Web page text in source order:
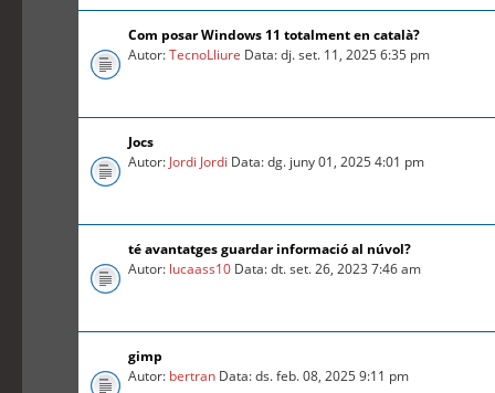
Com posar Windows 11 totalment en català?
Autor:TecnoLliure Data: dj. set. 11, 2025 6:35 pm
Jocs
Autor: Jordi Jordi Data: dg. juny 01, 2025 4:01 pm
té avantatges guardar informació al núvol?
Autor: lucaass10 Data: dt. set. 26, 2023 7:46 am
gimp
Autor: bertran Data: ds. feb. 08, 2025 9:11 pm